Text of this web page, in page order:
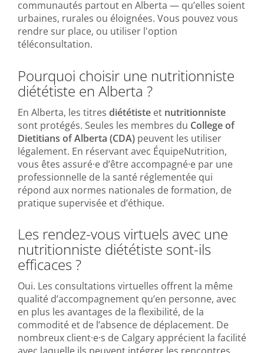
communautés partout en Alberta — qu’elles soient
urbaines, rurales ou éloignées. Vous pouvez vous
rendre sur place, ou utiliser l'option
téléconsultation.
Pourquoi choisir une nutritionniste
diététiste en Alberta ?
En Alberta, les titres diététiste et nutritionniste
sont protégés. Seules les membres du College of
Dietitians of Alberta (CDA) peuvent les utiliser
légalement. En réservant avec ÉquipeNutrition,
vous êtes assuré·e d’être accompagné·e par une
professionnelle de la santé réglementée qui
répond aux normes nationales de formation, de
pratique supervisée et d’éthique.
Les rendez-vous virtuels avec une
nutritionniste diététiste sont-ils
efficaces ?
Oui. Les consultations virtuelles offrent la même
qualité d’accompagnement qu’en personne, avec
en plus les avantages de la flexibilité, de la
commodité et de l’absence de déplacement. De
nombreux client·e·s de Calgary apprécient la facilité